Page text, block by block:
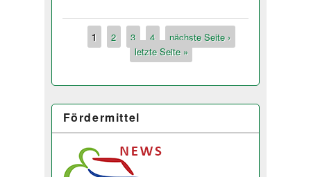
Seiten
1 2 3 4
nächste Seite ›
letzte Seite »
Fördermittel